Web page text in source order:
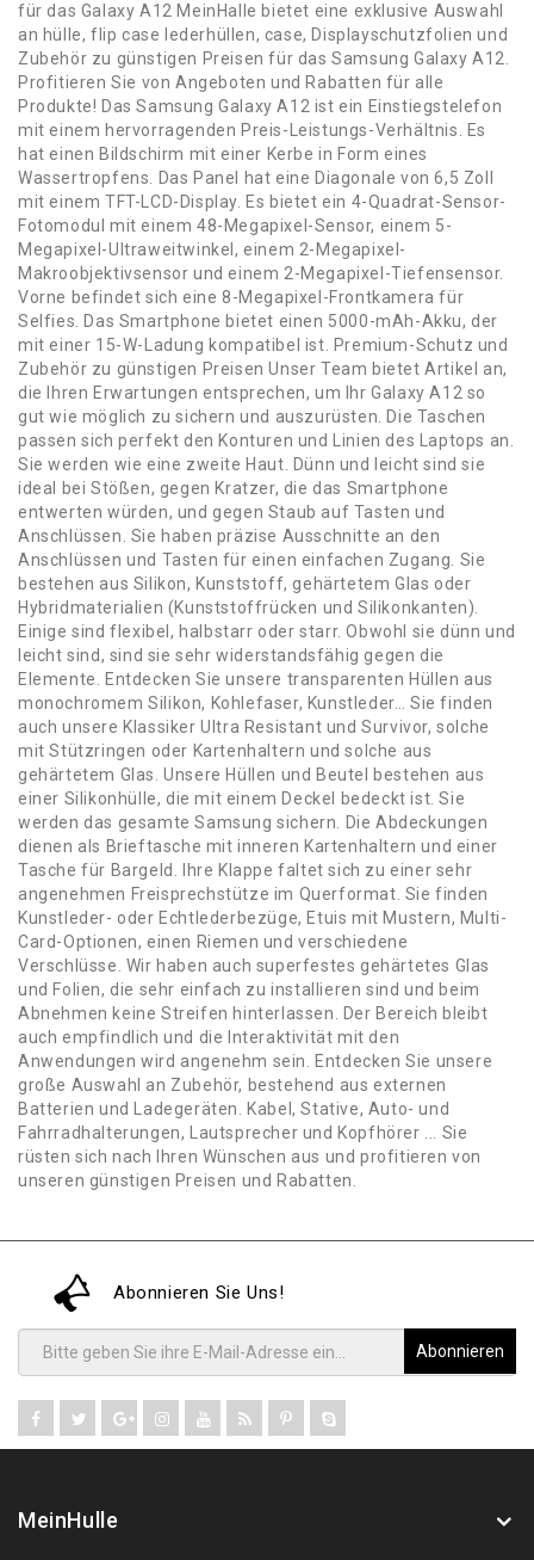
für das Galaxy A12 MeinHalle bietet eine exklusive Auswahl
an hülle, flip case lederhüllen, case, Displayschutzfolien und
Zubehör zu günstigen Preisen für das Samsung Galaxy A12.
Profitieren Sie von Angeboten und Rabatten für alle
Produkte! Das Samsung Galaxy A12 ist ein Einstiegstelefon
mit einem hervorragenden Preis-Leistungs-Verhältnis. Es
hat einen Bildschirm mit einer Kerbe in Form eines
Wassertropfens. Das Panel hat eine Diagonale von 6,5 Zoll
mit einem TFT-LCD-Display. Es bietet ein 4-Quadrat-Sensor-
Fotomodul mit einem 48-Megapixel-Sensor, einem 5-
Megapixel-Ultraweitwinkel, einem 2-Megapixel-
Makroobjektivsensor und einem 2-Megapixel-Tiefensensor.
Vorne befindet sich eine 8-Megapixel-Frontkamera für
Selfies. Das Smartphone bietet einen 5000-mAh-Akku, der
mit einer 15-W-Ladung kompatibel ist. Premium-Schutz und
Zubehör zu günstigen Preisen Unser Team bietet Artikel an,
die Ihren Erwartungen entsprechen, um Ihr Galaxy A12 so
gut wie möglich zu sichern und auszurüsten. Die Taschen
passen sich perfekt den Konturen und Linien des Laptops an.
Sie werden wie eine zweite Haut. Dünn und leicht sind sie
ideal bei Stößen, gegen Kratzer, die das Smartphone
entwerten würden, und gegen Staub auf Tasten und
Anschlüssen. Sie haben präzise Ausschnitte an den
Anschlüssen und Tasten für einen einfachen Zugang. Sie
bestehen aus Silikon, Kunststoff, gehärtetem Glas oder
Hybridmaterialien (Kunststoffrücken und Silikonkanten).
Einige sind flexibel, halbstarr oder starr. Obwohl sie dünn und
leicht sind, sind sie sehr widerstandsfähig gegen die
Elemente. Entdecken Sie unsere transparenten Hüllen aus
monochromem Silikon, Kohlefaser, Kunstleder… Sie finden
auch unsere Klassiker Ultra Resistant und Survivor, solche
mit Stützringen oder Kartenhaltern und solche aus
gehärtetem Glas. Unsere Hüllen und Beutel bestehen aus
einer Silikonhülle, die mit einem Deckel bedeckt ist. Sie
werden das gesamte Samsung sichern. Die Abdeckungen
dienen als Brieftasche mit inneren Kartenhaltern und einer
Tasche für Bargeld. Ihre Klappe faltet sich zu einer sehr
angenehmen Freisprechstütze im Querformat. Sie finden
Kunstleder- oder Echtlederbezüge, Etuis mit Mustern, Multi-
Card-Optionen, einen Riemen und verschiedene
Verschlüsse. Wir haben auch superfestes gehärtetes Glas
und Folien, die sehr einfach zu installieren sind und beim
Abnehmen keine Streifen hinterlassen. Der Bereich bleibt
auch empfindlich und die Interaktivität mit den
Anwendungen wird angenehm sein. Entdecken Sie unsere
große Auswahl an Zubehör, bestehend aus externen
Batterien und Ladegeräten. Kabel, Stative, Auto- und
Fahrradhalterungen, Lautsprecher und Kopfhörer ... Sie
rüsten sich nach Ihren Wünschen aus und profitieren von
unseren günstigen Preisen und Rabatten.
Abonnieren Sie Uns!
Abonnieren
MeinHulle